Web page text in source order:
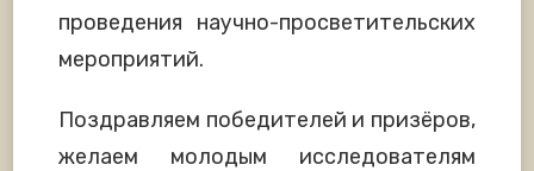
проведения научно-просветительских
мероприятий.
Поздравляем победителей и призёров,
желаем молодым исследователям